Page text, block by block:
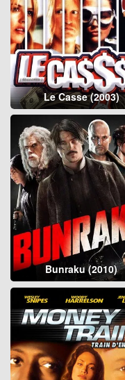
Le Casse (2003)
Bunraku (2010)